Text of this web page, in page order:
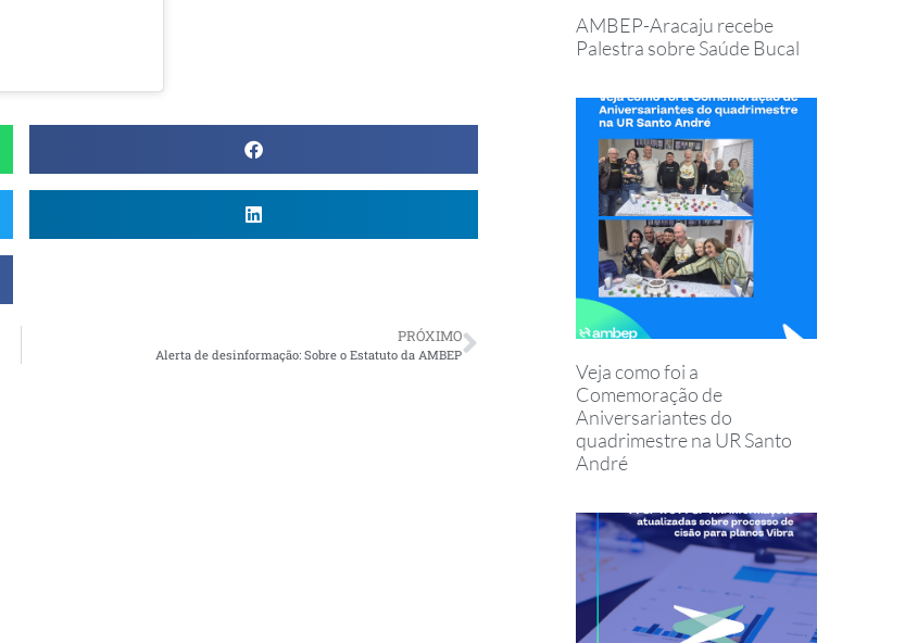
PRÓXIMO
Alerta de desinformação: Sobre o Estatuto da AMBEP
AMBEP-Aracaju recebe
Palestra sobre Saúde Bucal
Veja como foi a
Comemoração de
Aniversariantes do
quadrimestre na UR Santo
André